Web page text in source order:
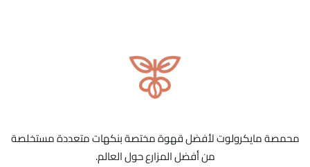
محمصة مايكرولوت لأفضل قهوة مختصة بنكهات متعددة مستخلصة
من أفضل المزارع حول العالم.